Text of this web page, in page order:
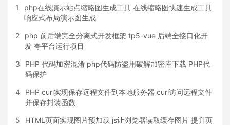
1
php在线演示站点缩略图生成工具 在线缩略图快速生成工具
响应式布局演示图生成
2
php 前后端完全分离式开发框架 tp5-vue 后端全接口化开
发 夸平台运行项目
3
PHP 代码加密混淆 php代码防盗用破解加密库下载 PHP代
码保护
4
PHP curl实现保存远程文件到本地服务器 curl访问远程文件
并保存封装函数
5
HTML页面实现图片预加载 js让浏览器读取缓存图片 提升页